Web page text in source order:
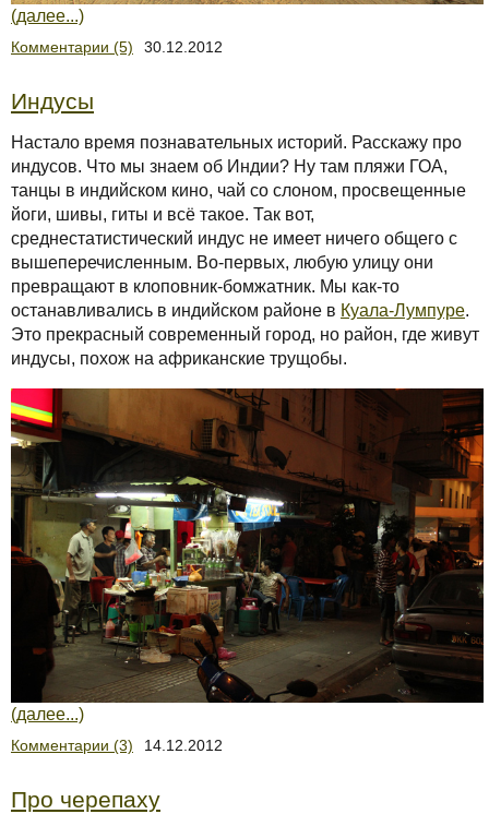
(далее...)
Комментарии (5) 30.12.2012
Индусы
Настало время познавательных историй. Расскажу про
индусов. Что мы знаем об Индии? Ну там пляжи ГОА,
танцы в индийском кино, чай со слоном, просвещенные
йоги, шивы, гиты и всё такое. Так вот,
среднестатистический индус не имеет ничего общего с
вышеперечисленным. Во-первых, любую улицу они
превращают в клоповник-бомжатник. Мы как-то
останавливались в индийском районе в Куала-Лумпуре.
Это прекрасный современный город, но район, где живут
индусы, похож на африканские трущобы.
(далее...)
Комментарии (3) 14.12.2012
Про черепаху